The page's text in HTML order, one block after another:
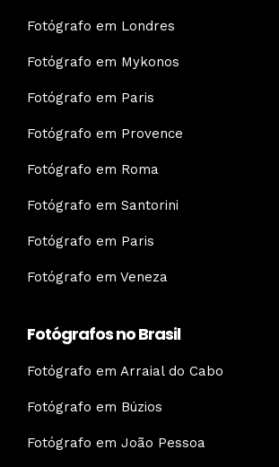
Fotógrafo em Londres
Fotógrafo em Mykonos
Fotógrafo em Paris
Fotógrafo em Provence
Fotógrafo em Roma
Fotógrafo em Santorini
Fotógrafo em Paris
Fotógrafo em Veneza
Fotógrafos no Brasil
Fotógrafo em Arraial do Cabo
Fotógrafo em Búzios
Fotógrafo em João Pessoa